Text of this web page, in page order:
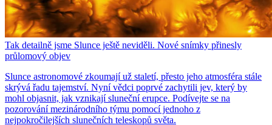
Tak detailně jsme Slunce ještě neviděli. Nové snímky přinesly
průlomový objev
Slunce astronomové zkoumají už staletí, přesto jeho atmosféra stále
skrývá řadu tajemství. Nyní vědci poprvé zachytili jev, který by
mohl objasnit, jak vznikají sluneční erupce. Podívejte se na
pozorování mezinárodního týmu pomocí jednoho z
nejpokročilejších slunečních teleskopů světa.